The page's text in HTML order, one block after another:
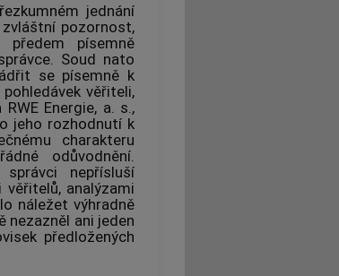
jednání
zvláštní pozornost,
písemně
. Soud nato
se písemně k
věřiteli,
Energie, a. s.,
jeho rozhodnutí k
charakteru
odůvodnění.
správci nepřísluší
analýzami
náležet výhradně
nezazněl ani jeden
předložených